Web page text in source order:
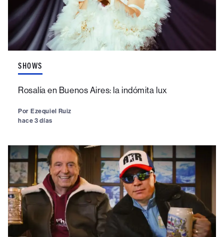
SHOWS
Rosalía en Buenos Aires: la indómita lux
Por Ezequiel Ruiz
hace 3 días